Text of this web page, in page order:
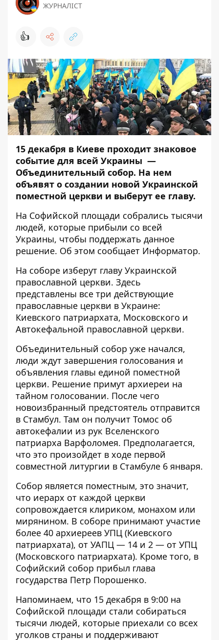
ЖУРНАЛІСТ
👍
15 декабря в Киеве проходит знаковое
событие для всей Украины —
Объединительный собор. На нем
объявят о создании новой Украинской
поместной церкви и выберут ее главу.
На Софийской площади собрались тысячи
людей, которые прибыли со всей
Украины, чтобы поддержать данное
решение. Об этом сообщает Информатор.
На соборе изберут главу Украинской
православной церкви. Здесь
представлены все три действующие
православные церкви в Украине:
Киевского патриархата, Московского и
Автокефальной православной церкви.
Объединительный собор уже начался,
люди ждут завершения голосования и
объявления главы единой поместной
церкви. Решение примут архиереи на
тайном голосовании. После чего
новоизбранный предстоятель отправится
в Стамбул. Там он получит Томос об
автокефалии из рук Вселенского
патриарха Варфоломея. Предполагается,
что это произойдет в ходе первой
совместной литургии в Стамбуле 6 января.
Собор является поместным, это значит,
что иерарх от каждой церкви
сопровождается клириком, монахом или
мирянином. В соборе принимают участие
более 40 архиереев УПЦ (Киевского
патриархата), от УАПЦ — 14 и 2 — от УПЦ
(Московского патриархата). Кроме того, в
Софийский собор прибыл глава
государства Петр Порошенко.
Напоминаем, что 15 декабря в 9:00 на
Софийской площади стали собираться
тысячи людей, которые приехали со всех
уголков страны и поддерживают